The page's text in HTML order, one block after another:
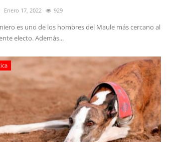
Enero 17, 2022 929
es uno de los hombres del Maule más cercano al
electo. Además...SENSIBLES) Joven se
Julio 27, 2026
profundamente los hechos acontecidos en las
de nuestro...